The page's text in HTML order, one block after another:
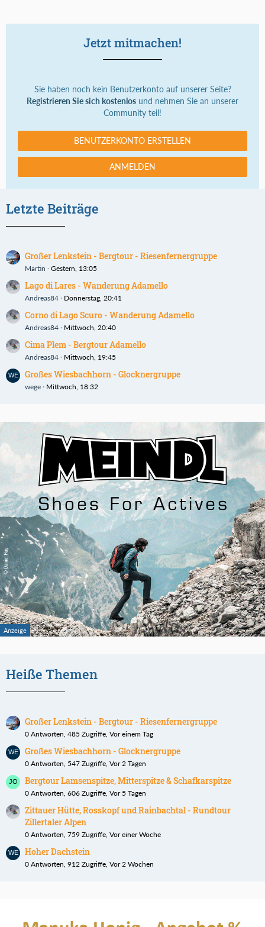
Jetzt mitmachen!
Sie haben noch kein Benutzerkonto auf unserer Seite?
Registrieren Sie sich kostenlos und nehmen Sie an unserer
Community teil!
BENUTZERKONTO ERSTELLEN
ANMELDEN
Letzte Beiträge
Großer Lenkstein - Bergtour - Riesenfernergruppe
Martin Gestern, 13:05
Lago di Lares - Wanderung Adamello
Andreas84 Donnerstag, 20:41
Corno di Lago Scuro - Wanderung Adamello
Andreas84 Mittwoch, 20:40
Cima Plem - Bergtour Adamello
Andreas84 Mittwoch, 19:45
Großes Wiesbachhorn - Glocknergruppe
wege Mittwoch, 18:32
Heiße Themen
Großer Lenkstein - Bergtour - Riesenfernergruppe
0 Antworten, 485 Zugriffe, Vor einem Tag
Großes Wiesbachhorn - Glocknergruppe
0 Antworten, 547 Zugriffe, Vor 2 Tagen
Bergtour Lamsenspitze, Mitterspitze & Schafkarspitze
0 Antworten, 606 Zugriffe, Vor 5 Tagen
Zittauer Hütte, Rosskopf und Rainbachtal - Rundtour
Zillertaler Alpen
0 Antworten, 759 Zugriffe, Vor einer Woche
Hoher Dachstein
0 Antworten, 912 Zugriffe, Vor 2 Wochen